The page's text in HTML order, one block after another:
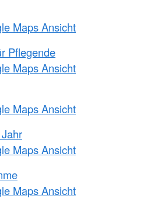
Maps Ansicht
Pflegende
Maps Ansicht
Maps Ansicht
Maps Ansicht
Maps Ansicht